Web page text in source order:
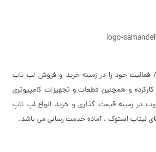
فروشگاه آنلاین اطلاع وب از سال 83 فعالیت خود را در زمینه خرید و فروش لپ تاپ
و همچنین قطعات و تجهیزات کامپیوتری
وب در زمینه قیمت گذاری و خرید انواع لپ تاپ
لپتاپ استوک ، آماده خدمت رسانی می باشد.